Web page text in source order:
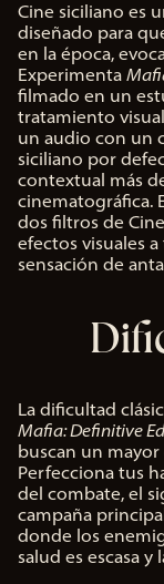
Cine siciliano es
diseñado para
en la época,
Experimenta
filmado en un
tratamiento
un audio con un
siciliano por
contextual más
cinematográfica.
dos filtros de
efectos visuales
sensación de
La dificultad
Mafia: Definitive
buscan un mayor
Perfecciona tus
del combate, el
campaña
donde los
salud es escasa y